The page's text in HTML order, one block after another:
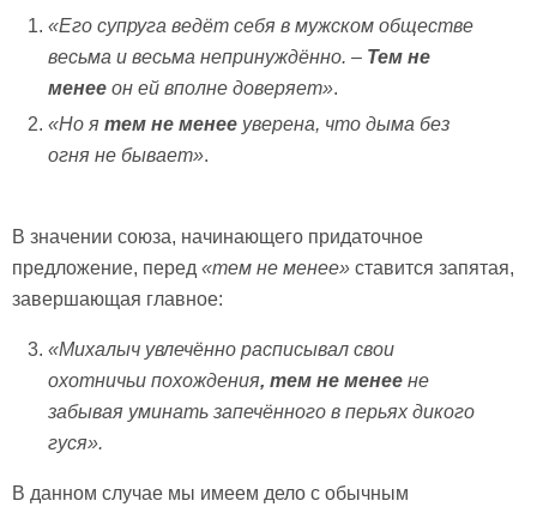
«Его супруга ведёт себя в мужском обществе
весьма и весьма непринуждённо. – Тем не
менее он ей вполне доверяет».
«Но ятем не менее уверена, что дыма без
огня не бывает».
В значении союза, начинающего придаточное
предложение, перед «тем не менее» ставится запятая,
завершающая главное:
«Михалыч увлечённо расписывал свои
охотничьи похождения, тем не менее не
забывая уминать запечённого в перьях дикого
гуся».
В данном случае мы имеем дело с обычным